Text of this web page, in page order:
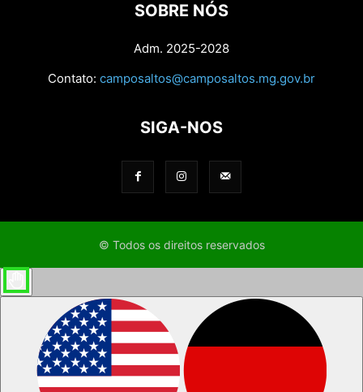
SOBRE NÓS
Adm. 2025-2028
Contato: camposaltos@camposaltos.mg.gov.br
SIGA-NOS
© Todos os direitos reservados